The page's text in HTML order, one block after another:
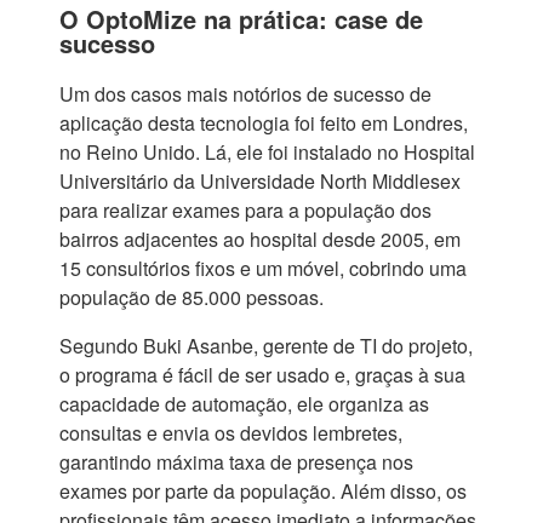
O OptoMize na prática: case de
sucesso
Um dos casos mais notórios de sucesso de
aplicação desta tecnologia foi feito em Londres,
no Reino Unido. Lá, ele foi instalado no Hospital
Universitário da Universidade North Middlesex
para realizar exames para a população dos
bairros adjacentes ao hospital desde 2005, em
15 consultórios fixos e um móvel, cobrindo uma
população de 85.000 pessoas.
Segundo Buki Asanbe, gerente de TI do projeto,
o programa é fácil de ser usado e, graças à sua
capacidade de automação, ele organiza as
consultas e envia os devidos lembretes,
garantindo máxima taxa de presença nos
exames por parte da população. Além disso, os